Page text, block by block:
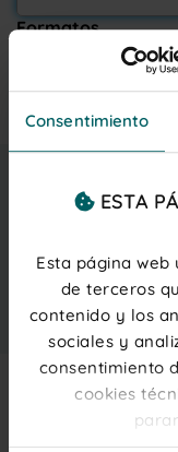
Consentimiento
ESTA
Esta página
de terceros
contenido y los
sociales y
consentimiento
cookies
Formatos
0,00 € IVA
PRODUCTO NO
PRECIOS PARA